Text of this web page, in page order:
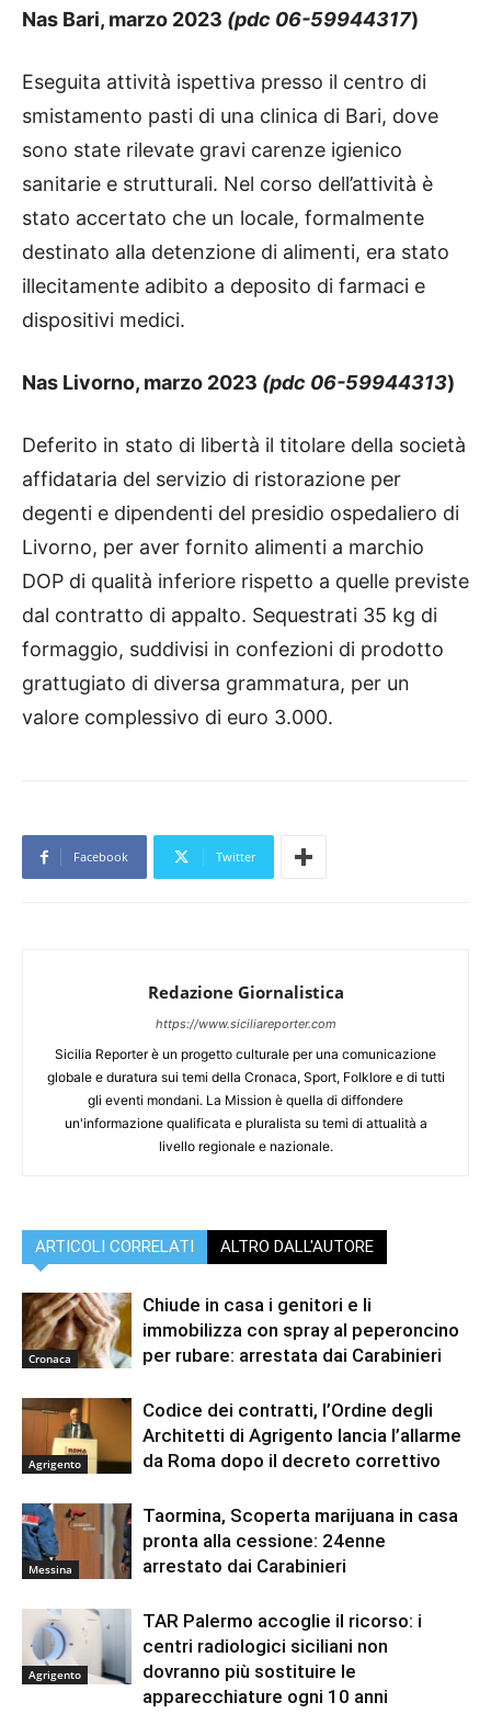
Nas Bari, marzo 2023 (pdc 06-59944317)
Eseguita attività ispettiva presso il centro di
smistamento pasti di una clinica di Bari, dove
sono state rilevate gravi carenze igienico
sanitarie e strutturali. Nel corso dell’attività è
stato accertato che un locale, formalmente
destinato alla detenzione di alimenti, era stato
illecitamente adibito a deposito di farmaci e
dispositivi medici.
Nas Livorno, marzo 2023 (pdc 06-59944313)
Deferito in stato di libertà il titolare della società
affidataria del servizio di ristorazione per
degenti e dipendenti del presidio ospedaliero di
Livorno, per aver fornito alimenti a marchio
DOP di qualità inferiore rispetto a quelle previste
dal contratto di appalto. Sequestrati 35 kg di
formaggio, suddivisi in confezioni di prodotto
grattugiato di diversa grammatura, per un
valore complessivo di euro 3.000.
Facebook Twitter
Redazione Giornalistica
https://www.siciliareporter.com
Sicilia Reporter è un progetto culturale per una comunicazione
globale e duratura sui temi della Cronaca, Sport, Folklore e di tutti
gli eventi mondani. La Mission è quella di diffondere
un'informazione qualificata e pluralista su temi di attualità a
livello regionale e nazionale.
ARTICOLI CORRELATI ALTRO DALL'AUTORE
Cronaca
Chiude in casa i genitori e li
immobilizza con spray al peperoncino
per rubare: arrestata dai Carabinieri
Agrigento
Codice dei contratti, l’Ordine degli
Architetti di Agrigento lancia l’allarme
da Roma dopo il decreto correttivo
Messina
Taormina, Scoperta marijuana in casa
pronta alla cessione: 24enne
arrestato dai Carabinieri
Agrigento
TAR Palermo accoglie il ricorso: i
centri radiologici siciliani non
dovranno più sostituire le
apparecchiature ogni 10 anni